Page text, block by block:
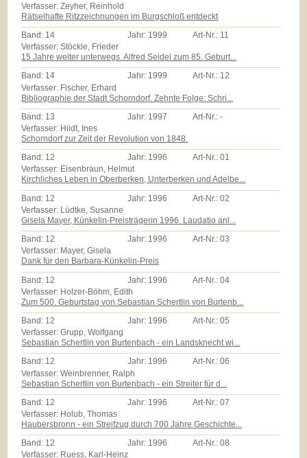
Verfasser: Zeyher, Reinhold
Rätselhafte Ritzzeichnungen im Burgschloß entdeckt
Band: 14 Jahr: 1999 Art-Nr.: 11
Verfasser: Stöckle, Frieder
15 Jahre weiter unterwegs. Alfred Seidel zum 85. Geburt...
Band: 14 Jahr: 1999 Art-Nr.: 12
Verfasser: Fischer, Erhard
Bibliographie der Stadt Schorndorf. Zehnte Folge: Schri...
Band: 13 Jahr: 1997 Art-Nr.:-
Verfasser: Hildt, Ines
Schorndorf zur Zeit der Revolution von 1848.
Band: 12 Jahr: 1996 Art-Nr.:01
Verfasser: Eisenbraun, Helmut
Kirchliches Leben in Oberberken, Unterberken und Adelbe...
Band: 12 Jahr: 1996 Art-Nr.:02
Verfasser: Lüdtke, Susanne
Gisela Mayer, Künkelin-Preisträgerin 1996. Laudatio anl...
Band: 12 Jahr: 1996 Art-Nr.:03
Verfasser: Mayer, Gisela
Dank für den Barbara-Künkelin-Preis
Band: 12 Jahr: 1996 Art-Nr.:04
Verfasser: Holzer-Böhm, Edith
Zum 500. Geburtstag von Sebastian Schertlin von Burtenb...
Band: 12 Jahr: 1996 Art-Nr.:05
Verfasser: Grupp, Wolfgang
Sebastian Schertlin von Burtenbach - ein Landsknecht wi...
Band: 12 Jahr: 1996 Art-Nr.:06
Verfasser: Weinbrenner, Ralph
Sebastian Schertlin von Burtenbach - ein Streiter für d...
Band: 12 Jahr: 1996 Art-Nr.:07
Verfasser: Holub, Thomas
Haubersbronn - ein Streifzug durch 700 Jahre Geschichte...
Band: 12 Jahr: 1996 Art-Nr.:08
Verfasser: Ruess, Karl-Heinz